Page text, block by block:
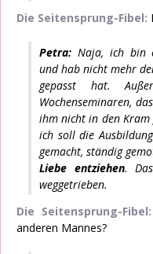
Die Seitensprung-Fibel:
Petra: Naja, ich bin
und hab nicht mehr
gepasst hat.
Wochenseminaren,
ihm nicht in den Kram
ich soll die
gemacht, ständig
Liebe entziehen.
weggetrieben.
Die Seitensprung-Fibel:
anderen Mannes?